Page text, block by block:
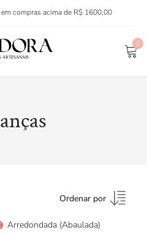
em compras acima de R$ 1600,00
0
Ordenar por
Arredondada (Abaulada)